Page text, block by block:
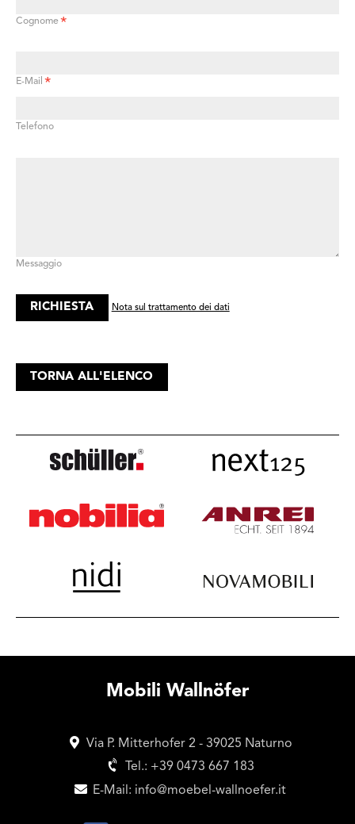
Cognome*
E-Mail *
Telefono
Messaggio
Nota sul trattamento dei dati
TORNA ALL'ELENCO
Mobili Wallnöfer
Via P. Mitterhofer 2 - 39025 Naturno
Tel.: +39 0473 667 183
E-Mail: info@moebel-wallnoefer.it